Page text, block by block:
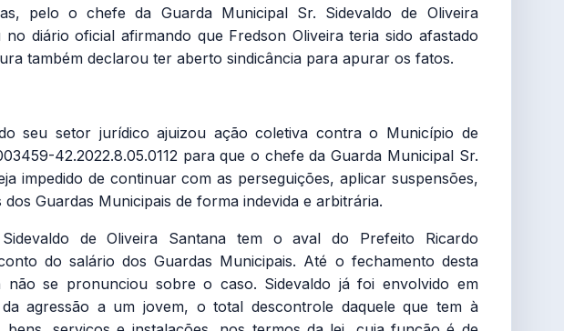
pelo o chefe da Guarda Municipal Sr. Sidevaldo de Oliveira
diário oficial afirmando que Fredson Oliveira teria sido afastado
também declarou ter aberto sindicância para apurar os fatos.
seu setor jurídico ajuizou ação coletiva contra o Município de
42.2022.8.05.0112 para que o chefe da Guarda Municipal Sr.
impedido de continuar com as perseguições, aplicar suspensões,
dos Guardas Municipais de forma indevida e arbitrária.
de Oliveira Santana tem o aval do Prefeito Ricardo
do salário dos Guardas Municipais. Até o fechamento desta
não se pronunciou sobre o caso. Sidevaldo já foi envolvido em
agressão a um jovem, o total descontrole daquele que tem à